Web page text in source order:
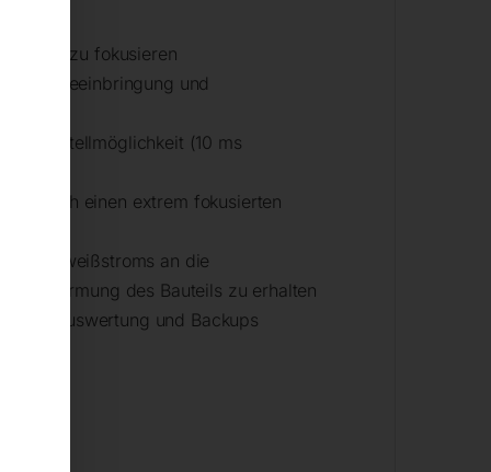
zu fokusieren
Wärmeeinbringung und
Einstellmöglichkeit (10 ms
möglich einen extrem fokusierten
Schweißstroms an die
Verformung des Bauteils zu erhalten
und Backups